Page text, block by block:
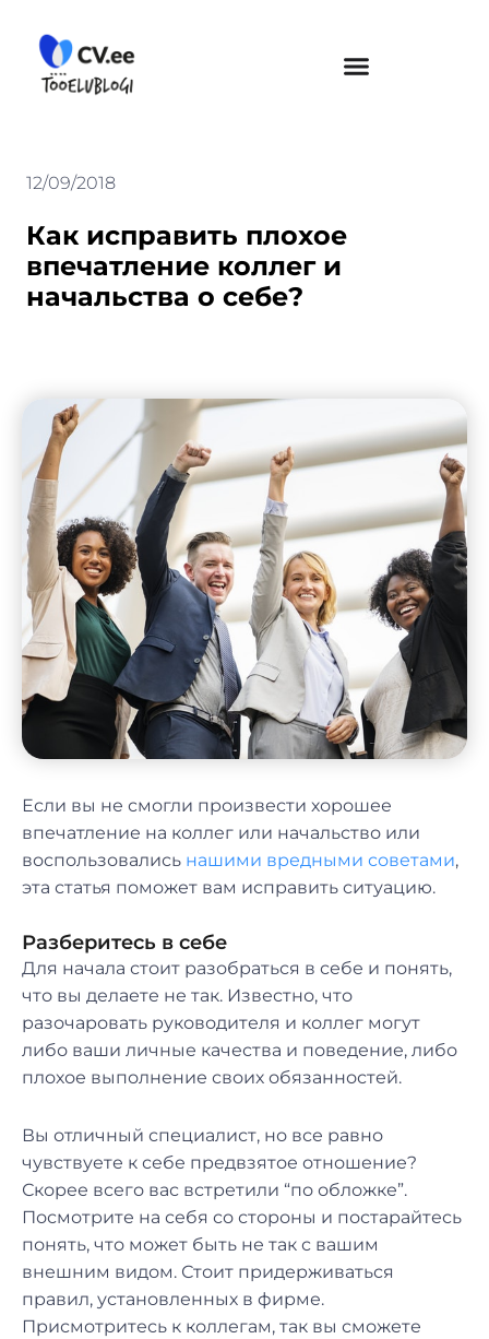
content
12/09/2018
Как исправить плохое
впечатление коллег и
начальства о себе?
Если вы не смогли произвести хорошее
впечатление на коллег или начальство или
воспользовались нашими вредными советами,
эта статья поможет вам исправить ситуацию.
Разберитесь в себе
Для начала стоит разобраться в себе и понять,
что вы делаете не так. Известно, что
разочаровать руководителя и коллег могут
либо ваши личные качества и поведение, либо
плохое выполнение своих обязанностей.
Вы отличный специалист, но все равно
чувствуете к себе предвзятое отношение?
Скорее всего вас встретили “по обложке”.
Посмотрите на себя со стороны и постарайтесь
понять, что может быть не так с вашим
внешним видом. Стоит придерживаться
правил, установленных в фирме.
Присмотритесь к коллегам, так вы сможете